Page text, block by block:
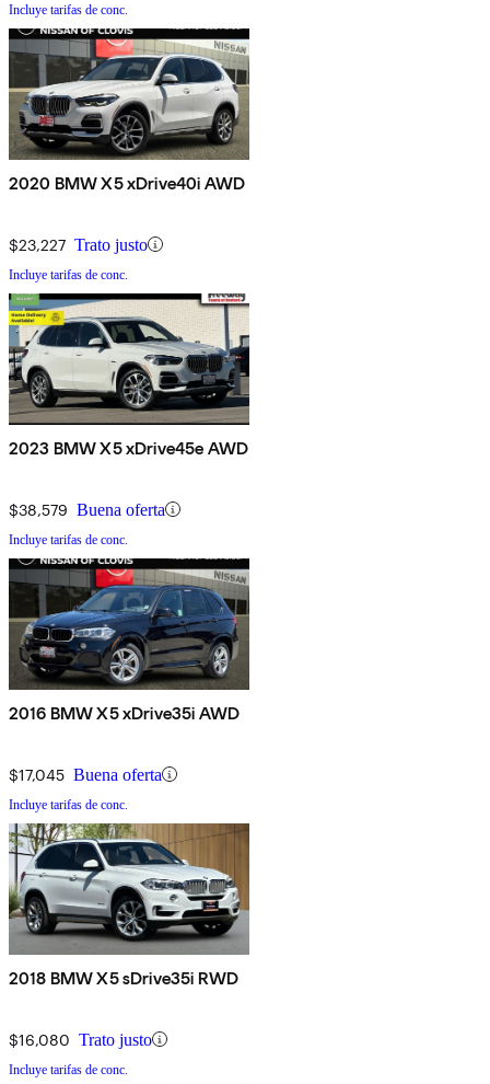
Incluye tarifas de conc.
2020 BMW X5 xDrive40i AWD
$23,227 Trato justo
Incluye tarifas de conc.
2023 BMW X5 xDrive45e AWD
$38,579 Buena oferta
Incluye tarifas de conc.
2016 BMW X5 xDrive35i AWD
$17,045 Buena oferta
Incluye tarifas de conc.
2018 BMW X5 sDrive35i RWD
$16,080 Trato justo
Incluye tarifas de conc.